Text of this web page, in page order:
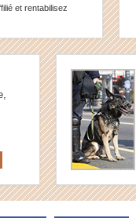
et rentabilisez